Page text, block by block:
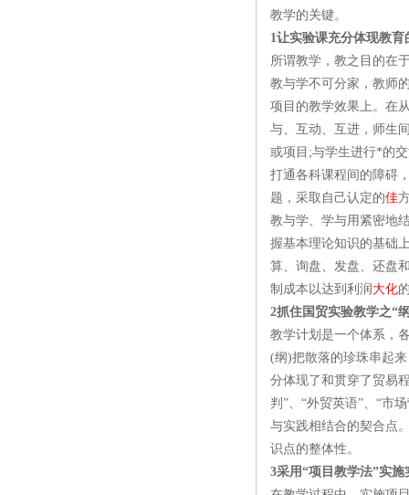
教学的关键。
1让实验课充分体现教育
所谓教学，教之目的在
教与学不可分家，教师
项目的教学效果上。在
与、互动、互进，师生
或项目;与学生进行*的
打通各科课程间的障碍
题，采取自己认定的佳
教与学、学与用紧密地
握基本理论知识的基础
算、询盘、发盘、还盘
制成本以达到利润 大化
2抓住国贸实验教学之“
教学计划是一个体系，
(纲)把散落的珍珠串起
分体现了和贯穿了贸易
判”、“外贸英语”、“市
与实践相结合的契合点
识点的整体性。
3采用“项目教学法”实施